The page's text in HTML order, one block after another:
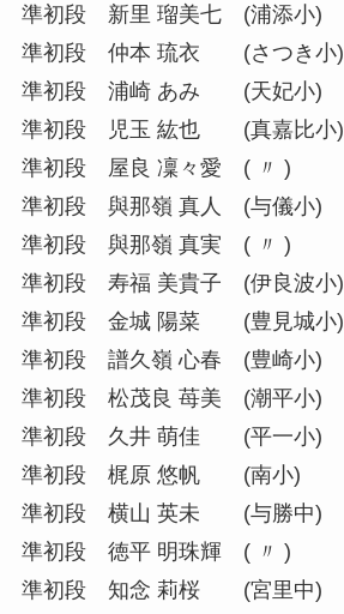
準初段 新里 瑠美七 (浦添小)
準初段 仲本 琉衣 (さつき小)
準初段 浦崎 あみ (天妃小)
準初段 児玉 紘也 (真嘉比小)
準初段 屋良 凜々愛 ( 〃 )
準初段 與那嶺 真人 (与儀小)
準初段 與那嶺 真実 ( 〃 )
準初段 寿福 美貴子 (伊良波小)
準初段 金城 陽菜 (豊見城小)
準初段 譜久嶺 心春 (豊崎小)
準初段 松茂良 苺美 (潮平小)
準初段 久井 萌佳 (平一小)
準初段 梶原 悠帆 (南小)
準初段 横山 英未 (与勝中)
準初段 徳平 明珠輝 ( 〃 )
準初段 知念 莉桜 (宮里中)